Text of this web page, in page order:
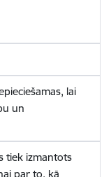
lai
un
tiek izmantots
par to, kā